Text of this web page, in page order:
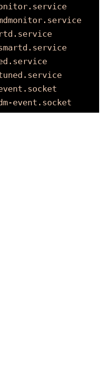
event.socket